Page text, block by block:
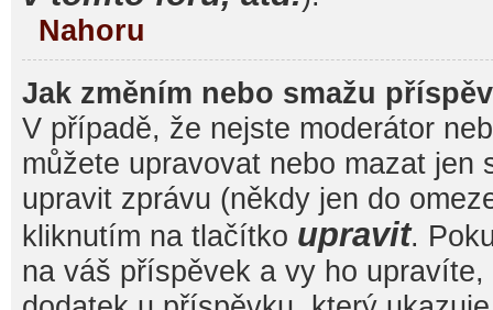
Nahoru
Jak změním nebo smažu
V případě, že nejste moderátor
můžete upravovat nebo mazat jen
upravit zprávu (někdy jen do
kliknutím na tlačítko upravit.
na váš příspěvek a vy ho